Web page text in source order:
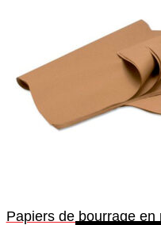
Papiers de bourrage en